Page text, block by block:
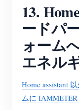
13.
ードパ
ォーム
エネル
Home assistant
ムに